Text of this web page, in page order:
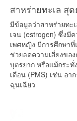
สาหร่ายทะเล
มีข้อมูลว่าสาหร่ายทะ
เจน (estrogen) ซึ่งมี
เพศหญิง มีการศึกษา
ช่วยลดความเสี่ยงขอ
บุตรยาก หรือแม้กระ
เดือน (PMS) เช่น อ
ฉุนเฉียว